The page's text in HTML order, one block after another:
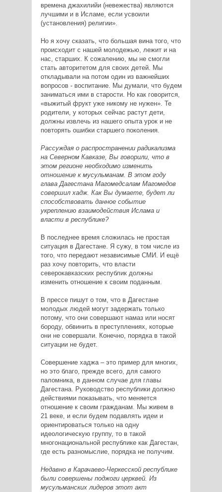
времена джахилийи (невежества) являются
лучшими и в Исламе, если усвоили
(установления) религии».
Но я хочу сказать, что большая вина того, что
происходит с нашей молодежью, лежит и на
нас, старших. К сожалению, мы не смогли
стать авторитетом для своих детей. Мы
откладывали на потом один из важнейших
вопросов - воспитание. Мы думали, что будем
заниматься ими в старости. Но как говорится,
«выжитый фрукт уже никому не нужен». Те
родители, у которых сейчас растут дети,
должны извлечь из нашего опыта урок и не
повторять ошибки старшего поколения.
Рассуждая о распространении радикализма
на Северном Кавказе, Вы говорили, что в
этом регионе необходимо изменить
отношение к мусульманам. В этом году
глава Дагестана Магомедсалам Магомедов
совершил хадж. Как Вы думаете, будет ли
способствовать данное событие
укреплению взаимодействия Ислама и
власти в республике?
В последнее время сложилась не простая
ситуация в Дагестане. Я сужу, в том числе из
того, что передают независимые СМИ. И ещё
раз хочу повторить, что власти
северокавказских республик должны
изменить отношение к своим поданным.
В прессе пишут о том, что в Дагестане
молодых людей могут задержать только
потому, что они совершают намаз или носят
бороду, обвинить в преступлениях, которые
они не совершали. Конечно, порядка в такой
ситуации не будет.
Совершение хаджа – это пример для многих,
но это благо, прежде всего, для самого
паломника, в данном случае для главы
Дагестана. Руководство республики должно
действиями показывать, что меняется
отношение к своим гражданам. Мы живем в
21 веке, и если будем подавлять идеи и
ориентироваться только на одну
идеологическую группу, то в такой
многонациональной республике как Дагестан,
где есть разномыслие, порядка не получим.
Недавно в Карачаево-Черкесской республике
были совершены поджоги церквей. Из
мусульманских лидеров этот акт